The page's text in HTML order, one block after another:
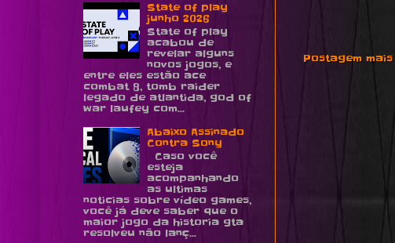
Postagem
State of play
junho 2026
State of play
acabou de
revelar alguns
novos jogos, e
entre eles estão ace
combat 8, tomb raider
legado de atlantida, god of
war laufey com...
Abaixo Assinado
Contra Sony
Caso você
esteja
acompanhando
as ultimas
noticias sobre vídeo games,
você já deve saber que o
maior jogo da historia gta
resolveu não lanç...